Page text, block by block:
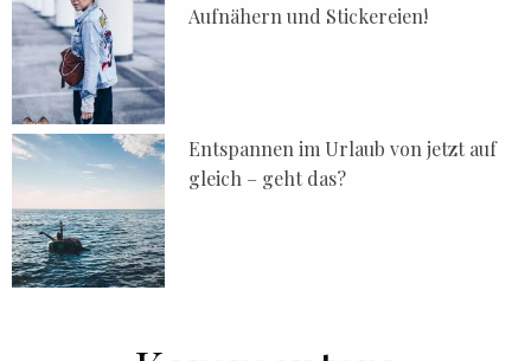
Aufnähern und Stickereien!
Entspannen im Urlaub von jetzt auf
gleich – geht das?